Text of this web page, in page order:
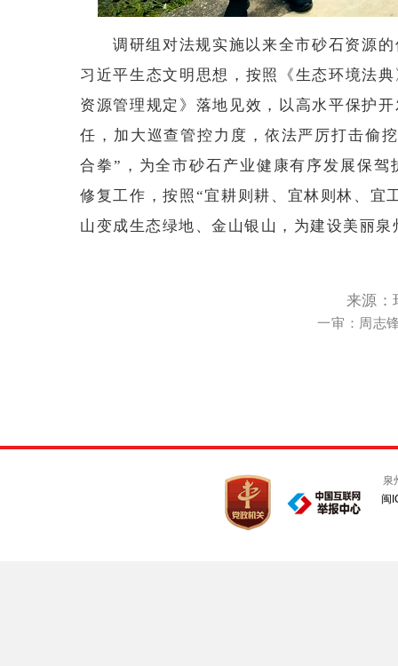
调研组对法规实施以来全市砂石资源
习近平生态文明思想，按照《生态环境法
资源管理规定》落地见效，以高水平保护
任，加大巡查管控力度，依法严厉打击偷
合拳”，为全市砂石产业健康有序发展保驾
修复工作，按照“宜耕则耕、宜林则林、宜
山变成生态绿地、金山银山，为建设美丽
来源：
一审：周志
泉
闽